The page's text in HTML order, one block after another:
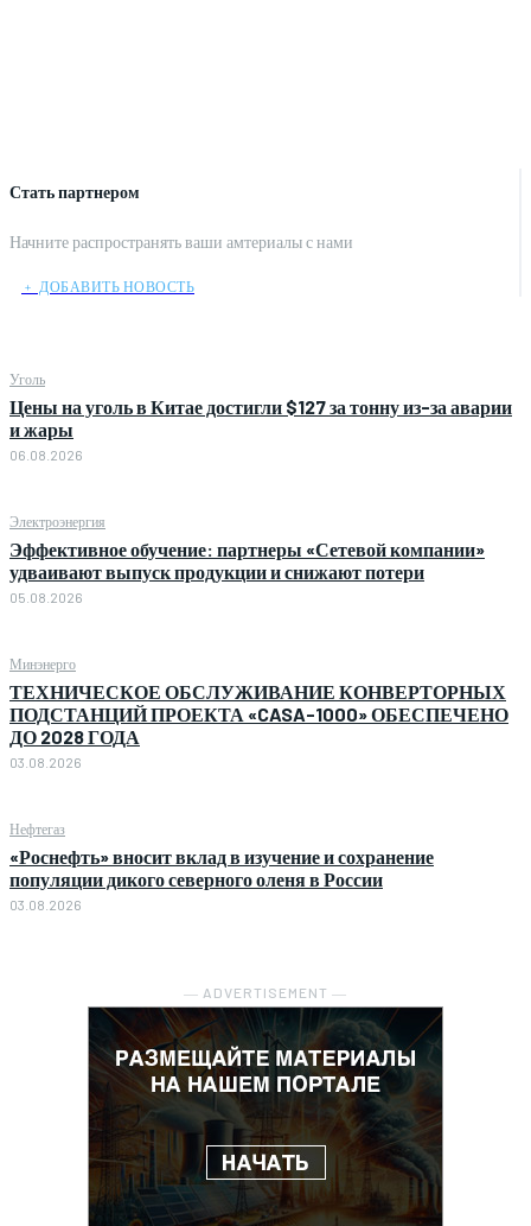
Стать партнером
Начните распространять ваши амтериалы с нами
﹢ ДОБАВИТЬ НОВОСТЬ
Уголь
Цены на уголь в Китае достигли $127 за тонну из-за аварии
и жары
06.08.2026
Электроэнергия
Эффективное обучение: партнеры «Сетевой компании»
удваивают выпуск продукции и снижают потери
05.08.2026
Минэнерго
ТЕХНИЧЕСКОЕ ОБСЛУЖИВАНИЕ КОНВЕРТОРНЫХ
ПОДСТАНЦИЙ ПРОЕКТА «CASA-1000» ОБЕСПЕЧЕНО
ДО 2028 ГОДА
03.08.2026
Нефтегаз
«Роснефть» вносит вклад в изучение и сохранение
популяции дикого северного оленя в России
03.08.2026
― ADVERTISEMENT ―